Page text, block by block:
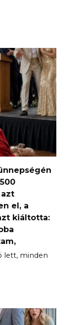
el, a
kiáltotta:
lett, minden